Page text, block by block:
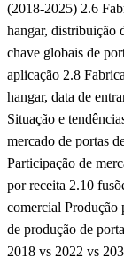
(2018-2025) 2.6
hangar, distribuição
chave globais de
aplicação 2.8
hangar, data de
Situação e
mercado de portas
Participação de
por receita 2.10
comercial Produção
de produção de
2018 vs 2022 vs